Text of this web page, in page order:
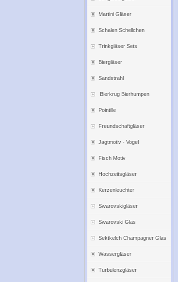
Martini Gläser
Schalen Schellchen
Trinkgläser Sets
Biergläser
Sandstrahl
Bierkrug Bierhumpen
Pointille
Freundschaftgläser
Jagtmotiv - Vogel
Fisch Motiv
Hochzeitsgläser
Kerzenleuchter
Swarovskigläser
Swarovski Glas
Sektkelch Champagner Glas
Wassergläser
Turbulenzgläser